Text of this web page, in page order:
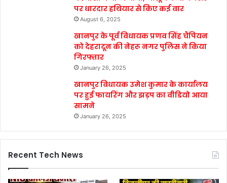
पर धारदार हथियार से किए कई वार
August 6, 2025
खानपुर के पूर्व विधायक प्रणव सिंह चैंपियन
को देहरादून की नेहरू नगर पुलिस ने किया
गिरफ्तार
January 26, 2025
खानपुर विधायक उमेश कुमार के कार्यालय
पर हुई फायरिंग और झड़प का वीडियो आया
सामने
January 26, 2025
Recent Tech News